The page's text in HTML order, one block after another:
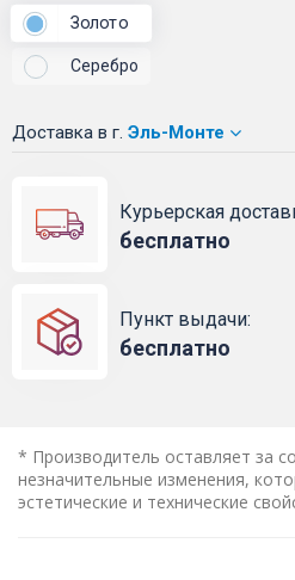
Золото
Серебро
Доставка в г. Эль-Монте
Курьерская
бесплатно
Пункт выдачи:
бесплатно
* Производитель оставляет за
незначительные изменения,
эстетические и технические